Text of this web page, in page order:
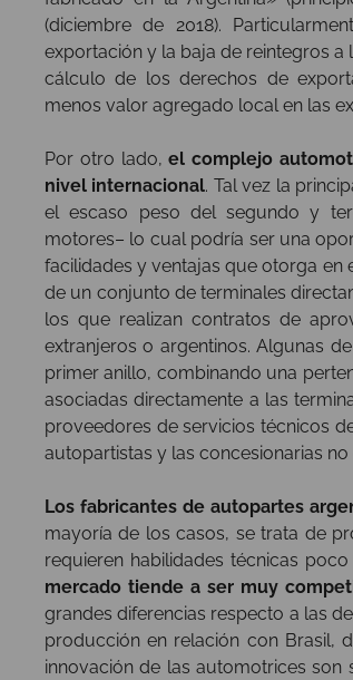
(diciembre de 2018).
exportación y la baja de reintegros
cálculo de los derechos de
menos valor agregado local en las
Por otro lado,el complejo
nivel internacional. Tal vez la
el escaso peso del segundo y
motores– lo cual podría ser una
facilidades y ventajas que otorga en
de un conjunto de terminales
los que realizan contratos de
extranjeros o argentinos. Algunas
primer anillo, combinando una
asociadas directamente a las
proveedores de servicios técnicos
autopartistas y las concesionarias
Los fabricantes de autopartes
mayoría de los casos, se trata de
requieren habilidades técnicas
mercado tiende a ser muy
grandes diferencias respecto a las
producción en relación con Brasil,
innovación de las automotrices